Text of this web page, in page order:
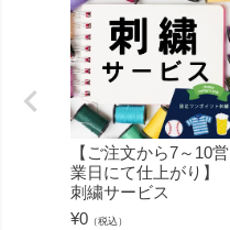
【ご注文から7～10営
業日にて仕上がり】
刺繍サービス
¥0 （税込）